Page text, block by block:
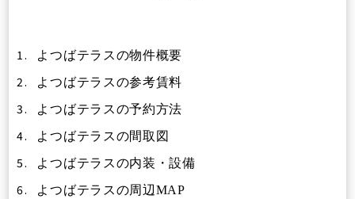
1. よつばテラスの物件概要
2. よつばテラスの参考賃料
3. よつばテラスの予約方法
4. よつばテラスの間取図
5. よつばテラスの内装・設備
6. よつばテラスの周辺MAP